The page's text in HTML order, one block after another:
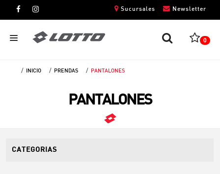
Newsletter
Sucursales
0
INICIO PRENDAS PANTALONES
PANTALONES
CATEGORIAS